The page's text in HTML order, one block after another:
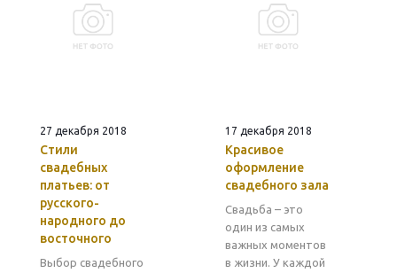
27 декабря 2018
Стили
свадебных
платьев: от
русского-
народного до
восточного
Выбор свадебного
17 декабря 2018
Красивое
оформление
свадебного зала
Свадьба – это
один из самых
важных моментов
в жизни. У каждой